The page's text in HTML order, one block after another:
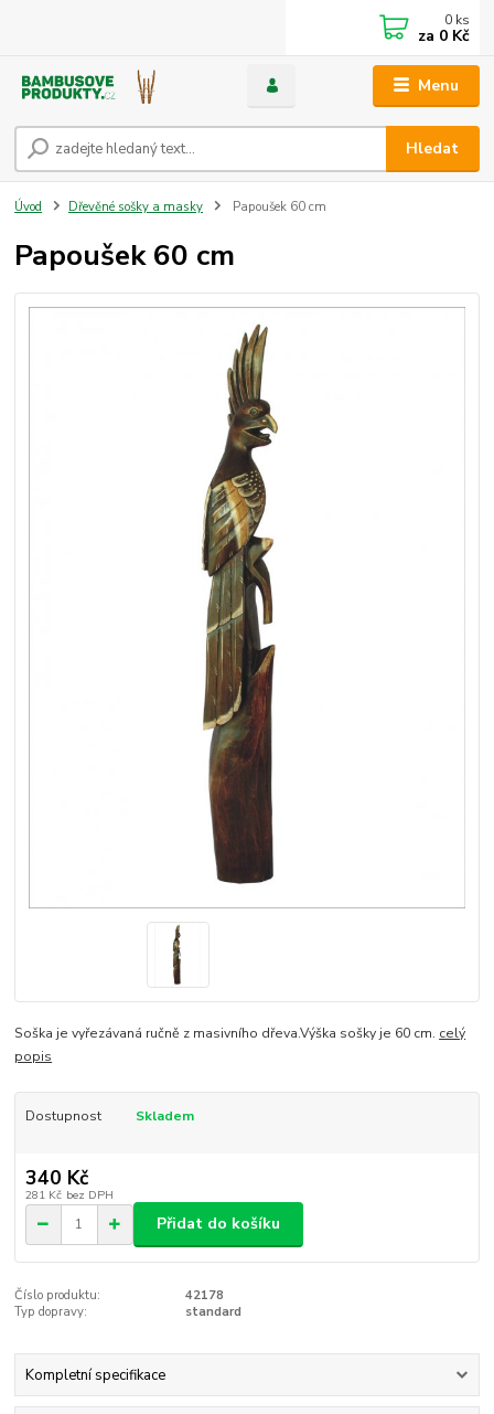
Menu
Hledat
0 ks
za 0 Kč
Úvod Dřevěné sošky a masky Papoušek 60 cm
Papoušek 60 cm
Soška je vyřezávaná ručně z masivního dřeva.Výška sošky je 60 cm. celý
popis
Dostupnost Skladem
340 Kč
281 Kč bez DPH
Přidat do košíku
Číslo produktu:
42178
Typ dopravy:
standard
Kompletní specifikace